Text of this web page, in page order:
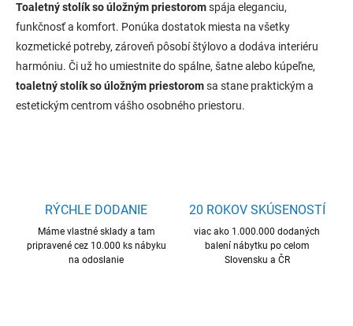
Toaletný stolík so úložným priestoromspája eleganciu,
funkčnosť a komfort. Ponúka dostatok miesta na všetky
kozmetické potreby, zároveň pôsobí štýlovo a dodáva interiéru
harmóniu. Či už ho umiestnite do spálne, šatne alebo kúpeľne,
toaletný stolík so úložným priestoromsa stane praktickým a
estetickým centrom vášho osobného priestoru.
RÝCHLE DODANIE
Máme vlastné sklady a tam
pripravené cez 10.000 ks nábyku
na odoslanie
20 ROKOV SKÚSENOSTÍ
viac ako 1.000.000 dodaných
balení nábytku po celom
Slovensku a ČR